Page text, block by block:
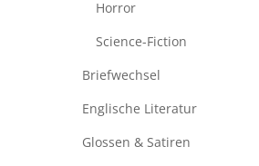
Horror
Science-Fiction
Briefwechsel
Englische Literatur
Glossen & Satiren